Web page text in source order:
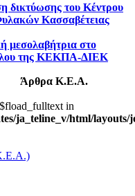
δικτύωσης του Κέντρου
Κασσαβέτειας
μεσολαβήτρια στο
της ΚΕΚΠΑ-ΔΙΕΚ
Άρθρα Κ.Ε.Α.
in
ja_teline_v/html/